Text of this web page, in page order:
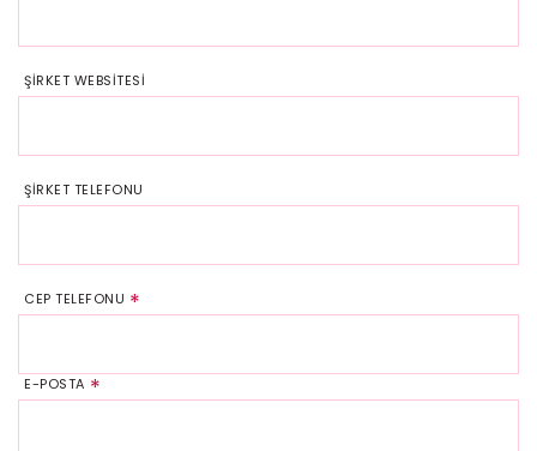
ŞİRKET WEBSİTESİ
ŞİRKET TELEFONU
CEP TELEFONU
E-POSTA